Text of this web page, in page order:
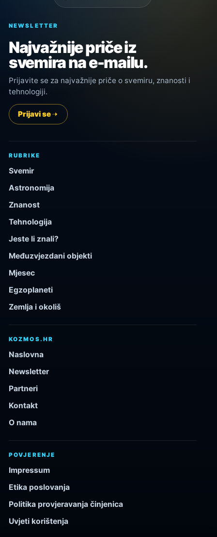
NEWSLETTER
Najvažnije priče iz
svemira na e-mailu.
Prijavite se za najvažnije priče o svemiru, znanosti i
tehnologiji.
Prijavi se
RUBRIKE
Svemir
Astronomija
Znanost
Tehnologija
Jeste li znali?
Međuzvjezdani objekti
Mjesec
Egzoplaneti
Zemlja i okoliš
KOZMOS.HR
Naslovna
Newsletter
Partneri
Kontakt
O nama
POVJERENJE
Impressum
Etika poslovanja
Politika provjeravanja činjenica
Uvjeti korištenja